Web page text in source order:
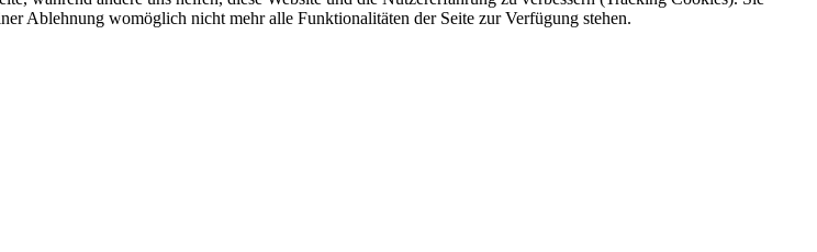
Ablehnung womöglich nicht mehr alle Funktionalitäten der Seite zur Verfügung stehen.